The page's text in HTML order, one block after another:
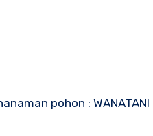
pohon : WANATANI